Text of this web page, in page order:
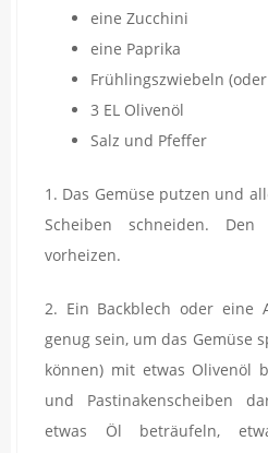
eine Zucchini
eine Paprika
Frühlingszwiebeln
3 EL Olivenöl
Salz und Pfeffer
1. Das Gemüse putzen und
Scheiben schneiden.
vorheizen.
2. Ein Backblech oder eine
genug sein, um das Gemüse
können) mit etwas Olivenöl
und Pastinakenscheiben
etwas Öl beträufeln,